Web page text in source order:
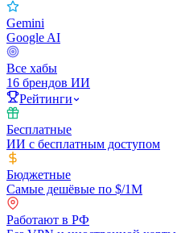
Gemini
Google AI
Все хабы
16 брендов ИИ
Рейтинги
Бесплатные
ИИ с бесплатным доступом
Бюджетные
Самые дешёвые по $/1M
Работают в РФ